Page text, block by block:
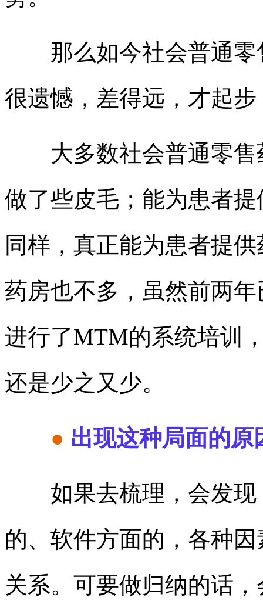
那么如今社会普通零
很遗憾，差得远，才起步
大多数社会普通零售
做了些皮毛；能为患者
同样，真正能为患者提
药房也不多，虽然前两
进行了MTM的系统培训
还是少之又少。
● 出现这种局面的原
如果去梳理，会发现
的、软件方面的，各种
关系。可要做归纳的话